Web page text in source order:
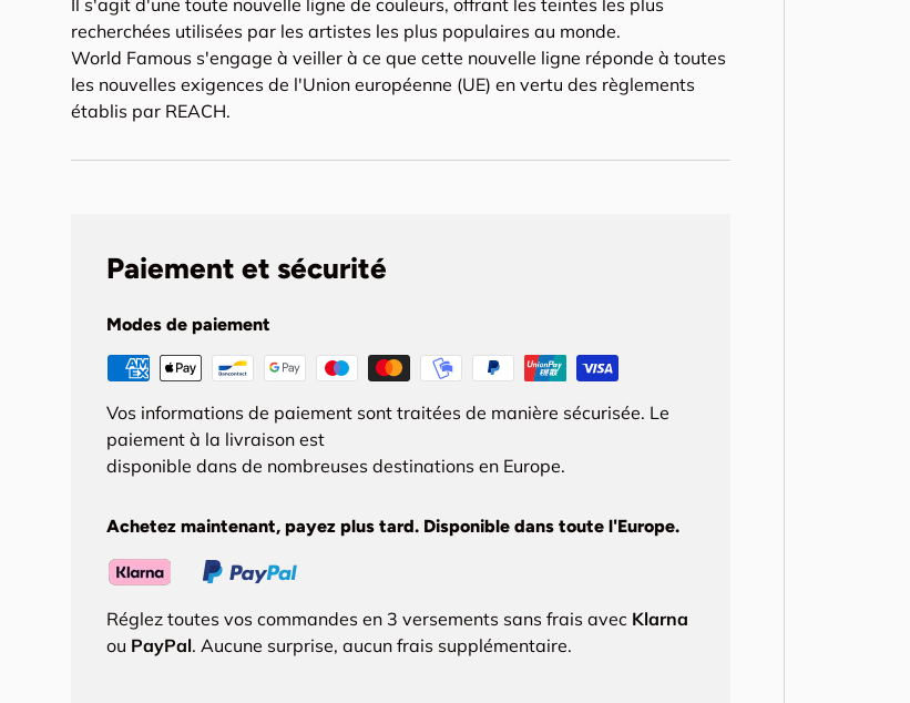
Il s'agit d'une toute nouvelle ligne de couleurs, offrant les teintes les plus
recherchées utilisées par les artistes les plus populaires au monde.
World Famous s'engage à veiller à ce que cette nouvelle ligne réponde à toutes
les nouvelles exigences de l'Union européenne (UE) en vertu des règlements
établis par REACH.
Paiement et sécurité
Modes de paiement
Vos informations de paiement sont traitées de manière sécurisée. Le
paiement à la livraison est
disponible dans de nombreuses destinations en Europe.
Achetez maintenant, payez plus tard. Disponible dans toute l'Europe.
Réglez toutes vos commandes en 3 versements sans frais avec Klarna
ou PayPal. Aucune surprise, aucun frais supplémentaire.